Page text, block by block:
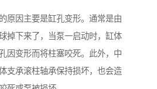
原因主要是缸孔变形。通常是由
掉下来了，当泵一启动时，缸体
因变形而将柱塞咬死。此外，中
支承滚柱轴承保持损坏，也会造